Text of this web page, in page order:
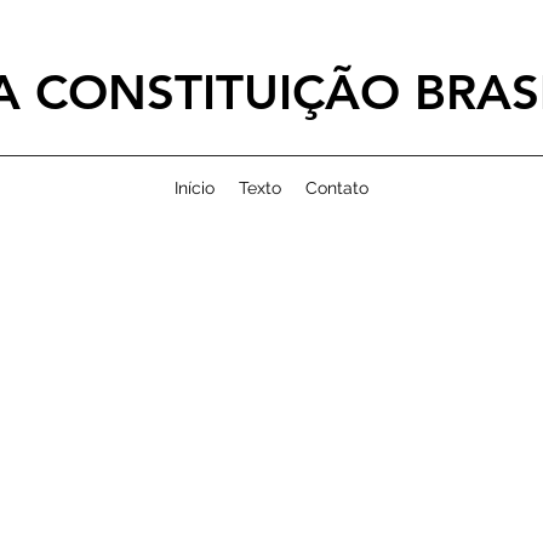
CONSTITUIÇÃO
Início Texto Contato